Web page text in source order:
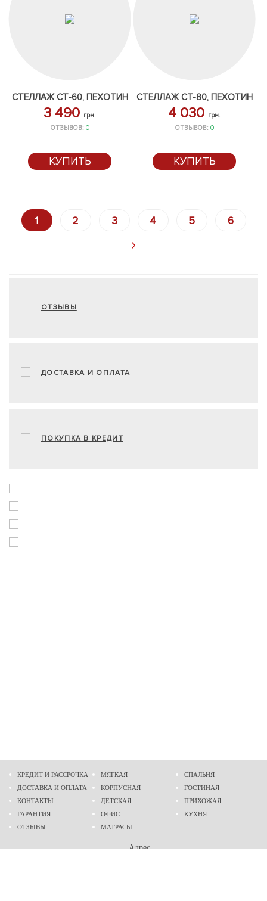
СТЕЛЛАЖ СТ-60, ПЕХОТИН
3 490 грн.
ОТЗЫВОВ: 0
КУПИТЬ
СТЕЛЛАЖ СТ-80, ПЕХОТИН
4 030 грн.
ОТЗЫВОВ: 0
КУПИТЬ
1 2 3 4 5 6
ОТЗЫВЫ
ДОСТАВКА И ОПЛАТА
ПОКУПКА В КРЕДИТ
КРЕДИТ И РАССРОЧКА
ДОСТАВКА И ОПЛАТА
КОНТАКТЫ
ГАРАНТИЯ
ОТЗЫВЫ
МЯГКАЯ
КОРПУСНАЯ
ДЕТСКАЯ
ОФИС
МАТРАСЫ
СПАЛЬНЯ
ГОСТИНАЯ
ПРИХОЖАЯ
КУХНЯ
Адрес